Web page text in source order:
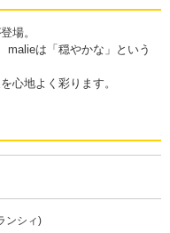
場。
malieは「穏やかな」という
心地よく彩ります。
ンシィ)